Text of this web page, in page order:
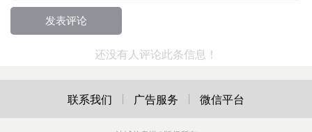
还没有人评论此条信息！
联系我们 广告服务 微信平台